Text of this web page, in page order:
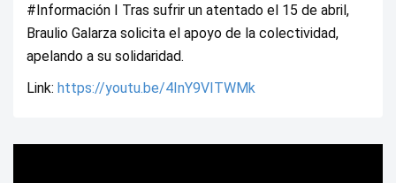
#Información I Tras sufrir un atentado el 15 de abril,
Braulio Galarza solicita el apoyo de la colectividad,
apelando a su solidaridad.
Link: https://youtu.be/4InY9VITWMk